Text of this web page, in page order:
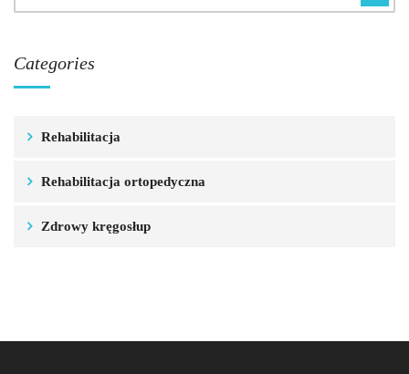
Categories
Rehabilitacja
Rehabilitacja ortopedyczna
Zdrowy kręgosłup